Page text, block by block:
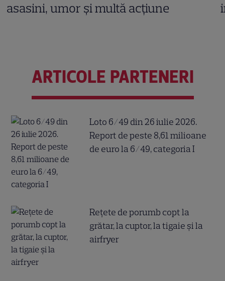
asasini, umor și multă acțiune
ARTICOLE PARTENERI
Loto 6/49 din 26 iulie 2026.
Report de peste 8,61 milioane
de euro la 6/49, categoria I
Reţete de porumb copt la
grătar, la cuptor, la tigaie şi la
airfryer